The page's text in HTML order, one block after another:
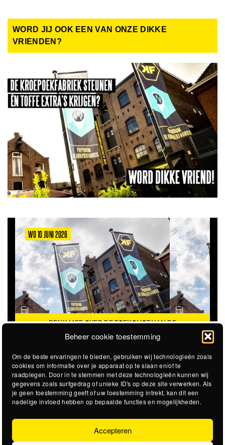
Beheer cookie toestemming
Om de beste ervaringen te bieden, gebruiken wij technologieën zoals
cookies om informatie over je apparaat op te slaan en/of te
raadplegen. Door in te stemmen met deze technologieën kunnen wij
gegevens zoals surfgedrag of unieke ID's op deze site verwerken. Als
je geen toestemming geeft of uw toestemming intrekt, kan dit een
nadelige invloed hebben op bepaalde functies en mogelijkheden.
Accepteren
WORD JIJ OOK EEN VAN ONZE DIKKE
VRIENDEN?
WO 10 JUNI 2026
DENK MEE OVER DE TOEKOMST VAN DE
KROEPOEKFABRIEK